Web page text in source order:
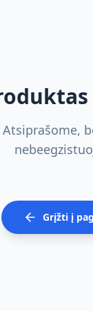
Atsiprašome,
Grįžti į